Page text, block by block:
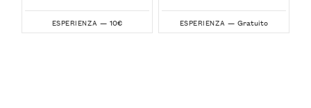
ESPERIENZA — 10€ ESPERIENZA — Gratuito